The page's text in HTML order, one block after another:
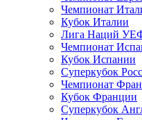
Чемпионат
Кубок Италии
Лига Наций
Чемпионат
Кубок Испании
Суперкубок
Чемпионат
Кубок Франции
Суперкубок